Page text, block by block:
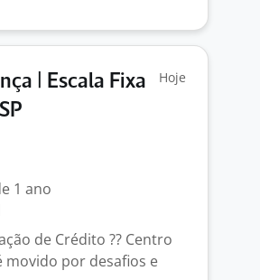
| Escala Fixa
Hoje
1 ano
de Crédito ?? Centro
movido por desafios e